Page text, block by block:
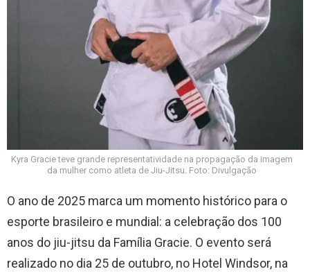
Kyra Gracie teve grande representatividade na propagação da imagem
da mulher como atleta de Jiu-Jitsu. Foto: Divulgação
O ano de 2025 marca um momento histórico para o
esporte brasileiro e mundial: a celebração dos 100
anos do jiu-jitsu da Família Gracie. O evento será
realizado no dia 25 de outubro, no Hotel Windsor, na